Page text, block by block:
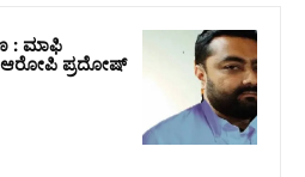
: ಮಾಫಿ
ಆರೋಪಿ ಪ್ರದೋಷ್‌